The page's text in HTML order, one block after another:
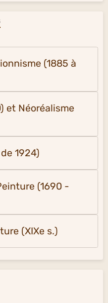
(1885 à
et Néoréalisme
1924)
(1690 -
(XIXe s.)